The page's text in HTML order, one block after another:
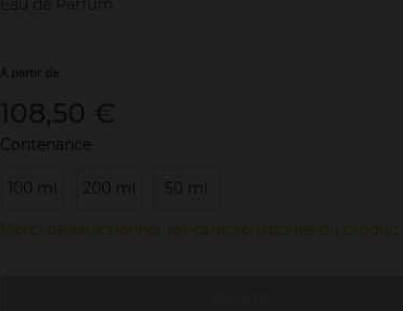
Contenance
100 ml 200 ml 50 ml
Merci de sélectionner les caractéristiques du produit.